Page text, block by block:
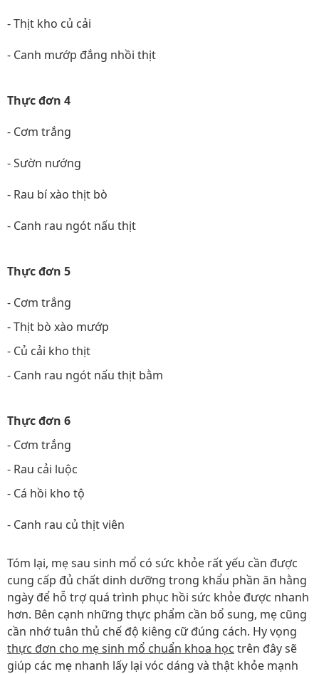
- Thịt kho củ cải
- Canh mướp đắng nhồi thịt
Thực đơn 4
- Cơm trắng
- Sườn nướng
- Rau bí xào thịt bò
- Canh rau ngót nấu thịt
Thực đơn 5
- Cơm trắng
- Thịt bò xào mướp
- Củ cải kho thịt
- Canh rau ngót nấu thịt bằm
Thực đơn 6
- Cơm trắng
- Rau cải luộc
- Cá hồi kho tộ
- Canh rau củ thịt viên
Tóm lại, mẹ sau sinh mổ có sức khỏe rất yếu cần được
cung cấp đủ chất dinh dưỡng trong khẩu phần ăn hằng
ngày để hỗ trợ quá trình phục hồi sức khỏe được nhanh
hơn. Bên cạnh những thực phẩm cần bổ sung, mẹ cũng
cần nhớ tuân thủ chế độ kiêng cữ đúng cách. Hy vọng
thực đơn cho mẹ sinh mổ chuẩn khoa học trên đây sẽ
giúp các mẹ nhanh lấy lại vóc dáng và thật khỏe mạnh